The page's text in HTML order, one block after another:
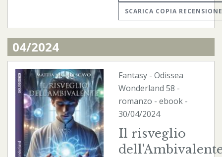
SCARICA COPIA RECENSIONE
04/2024
Fantasy - Odissea
Wonderland 58 -
romanzo - ebook -
30/04/2024
Il risveglio